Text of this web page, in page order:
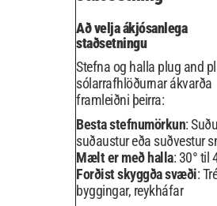
Að velja ákjósanlega
staðsetningu
Stefna og halla plug and
sólarrafhlöðurnar ákvarða
framleiðni þeirra:
Besta stefnumörkun:
suðaustur eða suðvestur
Mælt er með halla: 30° til
Forðist skyggða svæði:
byggingar, reykháfar